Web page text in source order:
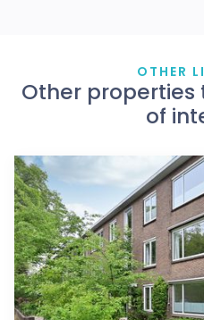
OTHER
Other
of